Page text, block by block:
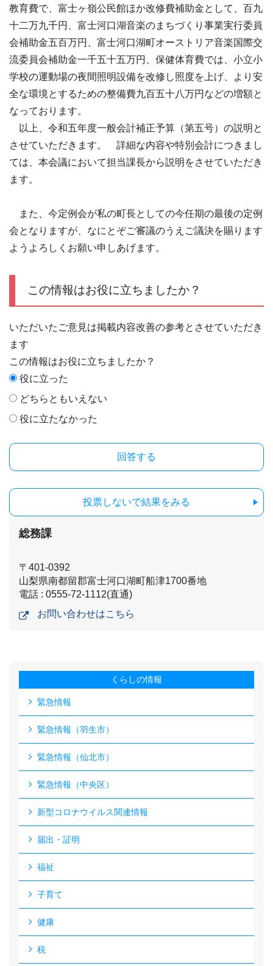
教育費で、富士ヶ嶺公民館ほか改修費補助金として、百九
十二万九千円、富士河口湖音楽のまちづくり事業実行委員
会補助金五百万円、富士河口湖町オーストリア音楽国際交
流委員会補助金一千五十五万円、保健体育費では、小立小
学校の運動場の夜間照明設備を改修し照度を上げ、より安
全な環境とするための整備費九百五十八万円などの増額と
なっております。
以上、令和五年度一般会計補正予算（第五号）の説明と
させていただきます。 詳細な内容や特別会計につきまし
ては、本会議において担当課長から説明をさせていただき
ます。
また、今定例会が私の町長としての今任期の最後の定例
会となりますが、なにとぞご審議のうえご議決を賜ります
ようよろしくお願い申しあげます。
この情報はお役に立ちましたか？
いただいたご意見は掲載内容改善の参考とさせていただき
ます
この情報はお役に立ちましたか？
役に立った
どちらともいえない
役に立たなかった
投票しないで結果をみる
総務課
〒401-0392
山梨県南都留郡富士河口湖町船津1700番地
電話 : 0555-72-1112(直通)
お問い合わせはこちら
くらしの情報
緊急情報
緊急情報（羽生市）
緊急情報（仙北市）
緊急情報（中央区）
新型コロナウイルス関連情報
届出・証明
福祉
子育て
健康
税